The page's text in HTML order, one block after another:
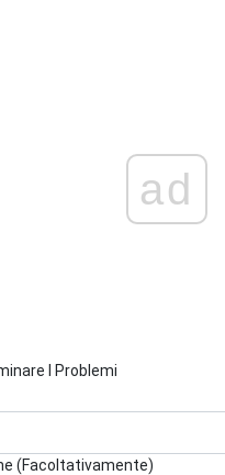
ad
I Problemi
(Facoltativamente)